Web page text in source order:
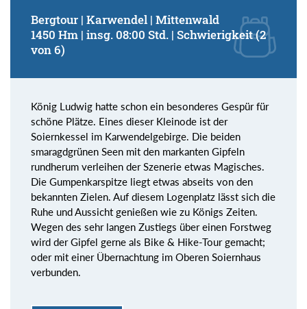
Bergtour | Karwendel | Mittenwald
1450 Hm | insg. 08:00 Std. | Schwierigkeit (2
von 6)
König Ludwig hatte schon ein besonderes Gespür für
schöne Plätze. Eines dieser Kleinode ist der
Soiernkessel im Karwendelgebirge. Die beiden
smaragdgrünen Seen mit den markanten Gipfeln
rundherum verleihen der Szenerie etwas Magisches.
Die Gumpenkarspitze liegt etwas abseits von den
bekannten Zielen. Auf diesem Logenplatz lässt sich die
Ruhe und Aussicht genießen wie zu Königs Zeiten.
Wegen des sehr langen Zustiegs über einen Forstweg
wird der Gipfel gerne als Bike & Hike-Tour gemacht;
oder mit einer Übernachtung im Oberen Soiernhaus
verbunden.